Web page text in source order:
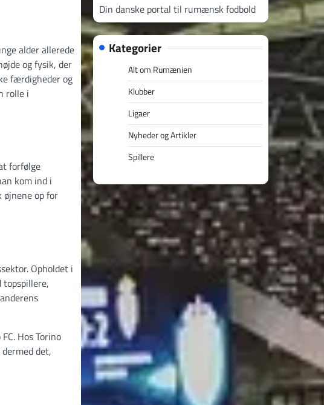
alder allerede
og fysik, der
færdigheder og
rolle i
forfølge
kom ind i
øjnene op for
Opholdet i
Hos Torino
det,
Din danske portal til rumænsk fodbold
Kategorier
Alt om Rumænien
Klubber
Ligaer
Nyheder og Artikler
Spillere